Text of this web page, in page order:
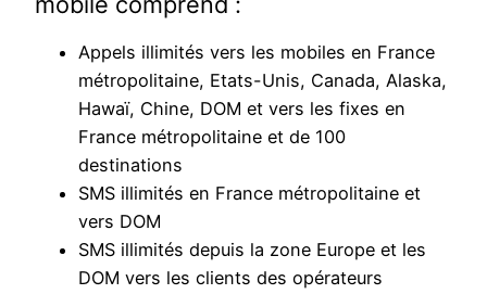
Appels illimités vers les mobiles en France
métropolitaine, Etats-Unis, Canada, Alaska,
Hawaï, Chine, DOM et vers les fixes en
France métropolitaine et de 100
destinations
SMS illimités en France métropolitaine et
vers DOM
SMS illimités depuis la zone Europe et les
DOM vers les clients des opérateurs